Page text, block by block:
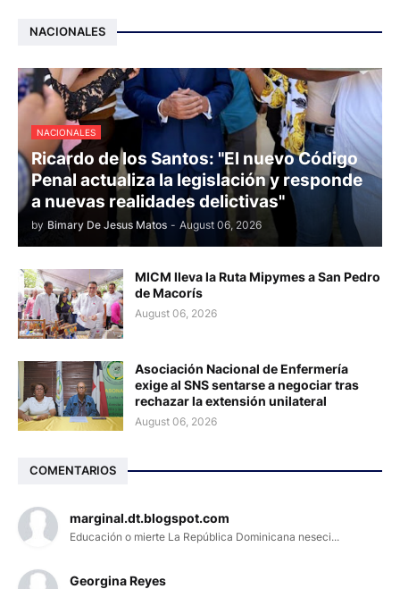
NACIONALES
NACIONALES
Ricardo de los Santos: "El nuevo Código
Penal actualiza la legislación y responde
a nuevas realidades delictivas"
by Bimary De Jesus Matos - August 06, 2026
MICM lleva la Ruta Mipymes a San Pedro
de Macorís
August 06, 2026
Asociación Nacional de Enfermería
exige al SNS sentarse a negociar tras
rechazar la extensión unilateral
August 06, 2026
COMENTARIOS
marginal.dt.blogspot.com
Educación o mierte La República Dominicana neseci...
Georgina Reyes